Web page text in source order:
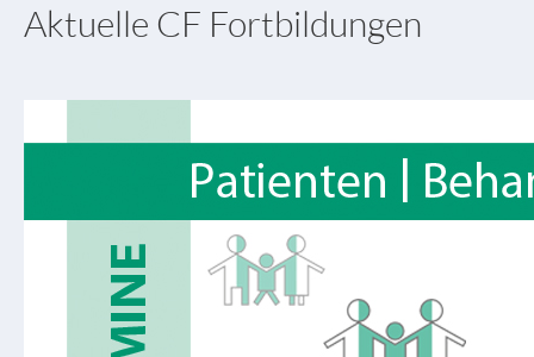
Aktuelle CF Fortbildungen